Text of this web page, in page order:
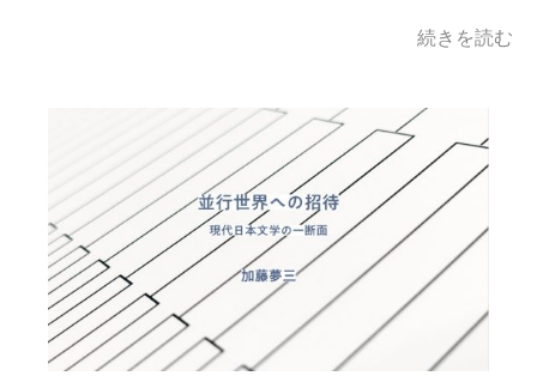
続きを読む